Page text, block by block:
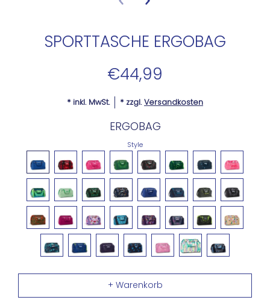
SPORTTASCHE ERGOBAG
€44,99
* inkl. MwSt. * zzgl.Versandkosten
ERGOBAG
Style